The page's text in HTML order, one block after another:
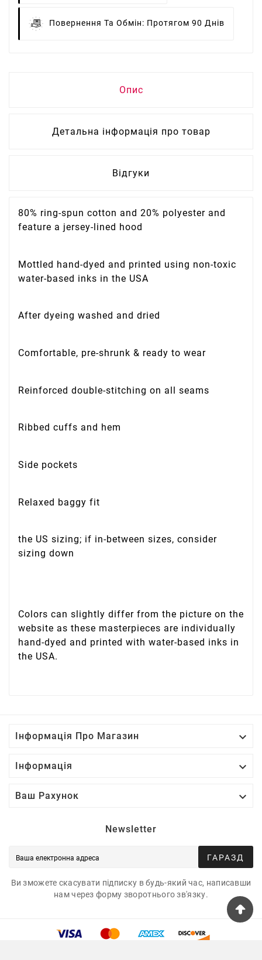
Повернення Та Обмін: Протягом 90 Днів
Опис
Детальна інформація про товар
Відгуки
80% ring-spun cotton and 20% polyester and
feature a jersey-lined hood
Mottled hand-dyed and printed using non-toxic
water-based inks in the USA
After dyeing washed and dried
Comfortable, pre-shrunk & ready to wear
Reinforced double-stitching on all seams
Ribbed cuffs and hem
Side pockets
Relaxed baggy fit
the US sizing; if in-between sizes, consider
sizing down
Colors can slightly differ from the picture on the
website as these masterpieces are individually
hand-dyed and printed with water-based inks in
the USA.
Інформація Про Магазин 
Інформація 
Ваш Рахунок 
Newsletter
ГАРАЗД
Ви зможете скасувати підписку в будь-який час, написавши
нам через форму зворотнього зв'язку.